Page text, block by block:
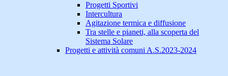
Progetti Sportivi
Intercultura
Agitazione termica e diffusione
Tra stelle e pianeti, alla scoperta del
Sistema Solare
Progetti e attività comuni A.S.2023-2024